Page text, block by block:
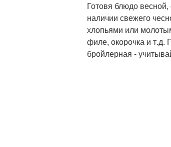
Готовя блюдо
наличии свежего
хлопьями или
филе, окорочка и т.д.
бройлерная -